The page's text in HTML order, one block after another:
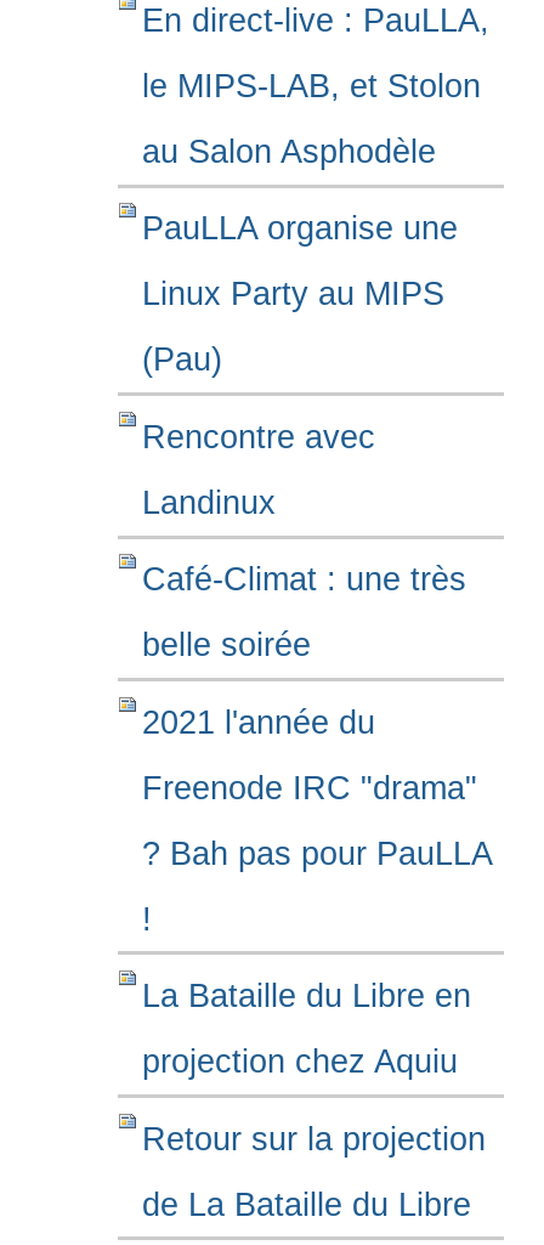
En direct-live : PauLLA,
le MIPS-LAB, et Stolon
au Salon Asphodèle
PauLLA organise une
Linux Party au MIPS
(Pau)
Rencontre avec
Landinux
Café-Climat : une très
belle soirée
2021 l'année du
Freenode IRC "drama"
? Bah pas pour PauLLA
!
La Bataille du Libre en
projection chez Aquiu
Retour sur la projection
de La Bataille du Libre